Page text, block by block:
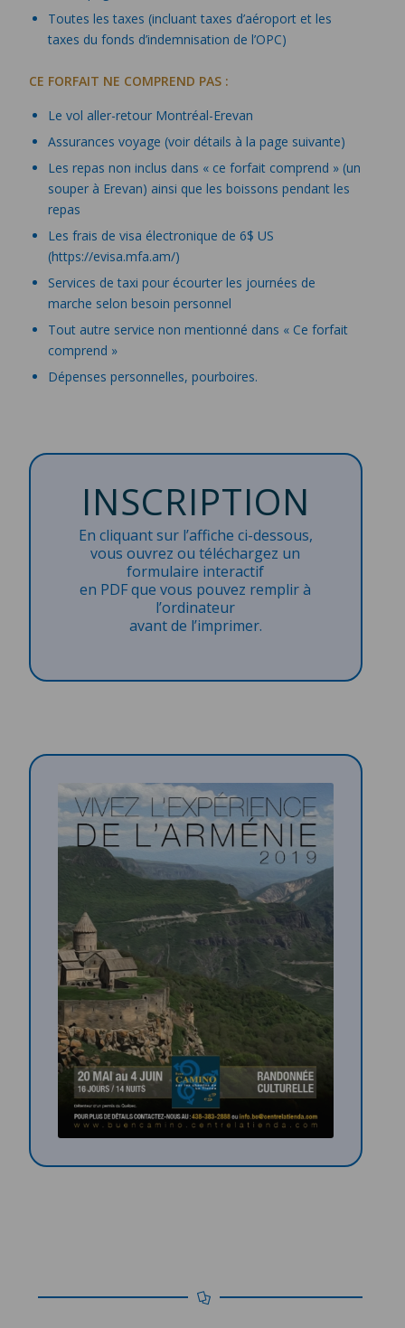
Toutes les taxes (incluant taxes d’aéroport et les
taxes du fonds d’indemnisation de l’OPC)
CE FORFAIT NE COMPREND PAS :
Le vol aller-retour Montréal-Erevan
Assurances voyage (voir détails à la page suivante)
Les repas non inclus dans « ce forfait comprend » (un
souper à Erevan) ainsi que les boissons pendant les
repas
Les frais de visa électronique de 6$ US
(https://evisa.mfa.am/)
Services de taxi pour écourter les journées de
marche selon besoin personnel
Tout autre service non mentionné dans « Ce forfait
comprend »
Dépenses personnelles, pourboires.
INSCRIPTION
En cliquant sur l’affiche ci-dessous,
vous ouvrez ou téléchargez un
formulaire interactif
en PDF que vous pouvez remplir à
l’ordinateur
avant de l’imprimer.